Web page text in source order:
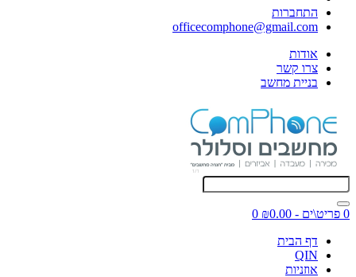
התחברות
officecomphone@gmail.com
אודות
צרו קשר
בניית מחשב
0 פריט\ים - ₪0.00
0
דף הבית
QIN
אוזניות